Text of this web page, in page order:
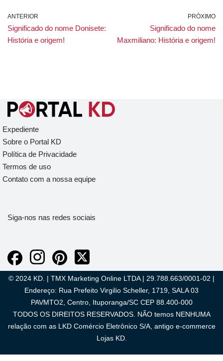
ANTERIOR
Significado do nome Donisete:
História e origem!
PRÓXIMO
Significado do nome
Maxmiliano: História e origem!
Expediente
Sobre o Portal KD
Política de Privacidade
Termos de uso
Contato com a nossa equipe
Siga-nos nas redes sociais
© 2024 KD. | TMX Marketing Online LTDA | 29.788.663/0001-02 |
Endereço: Rua Prefeito Virgilio Scheller, 1719, SALA 03
PAVMTO2, Centro, Ituporanga/SC CEP 88.400-000
TODOS OS DIREITOS RESERVADOS. NÃO temos NENHUMA
relação com as LKD Comércio Eletrônico S/A, antigo e-commerce
Lojas KD.